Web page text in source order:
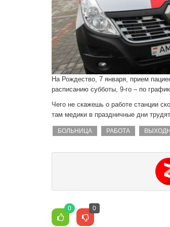
На Рождество, 7 января, прием
расписанию субботы, 9-го – по
Чего не скажешь о работе станции
там медики в праздничные дни
БОЛЬНИЦА РАБОТА
0 0